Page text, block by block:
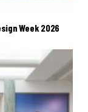
Week 2026